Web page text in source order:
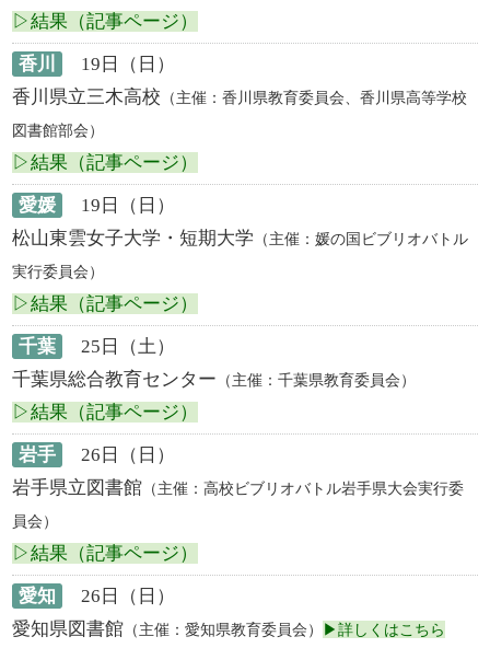
▷結果（記事ページ）
香川
19日（日）
香川県立三木高校 （主催：香川県教育委員会、香川県高等学校
図書館部会）
▷結果（記事ページ）
愛媛
19日（日）
松山東雲女子大学・短期大学 （主催：媛の国ビブリオバトル
実行委員会）
▷結果（記事ページ）
千葉
25日（土）
千葉県総合教育センター （主催：千葉県教育委員会）
▷結果（記事ページ）
岩手
26日（日）
岩手県立図書館 （主催：高校ビブリオバトル岩手県大会実行委
員会）
▷結果（記事ページ）
愛知
26日（日）
愛知県図書館 （主催：愛知県教育委員会） ▶詳しくはこちら